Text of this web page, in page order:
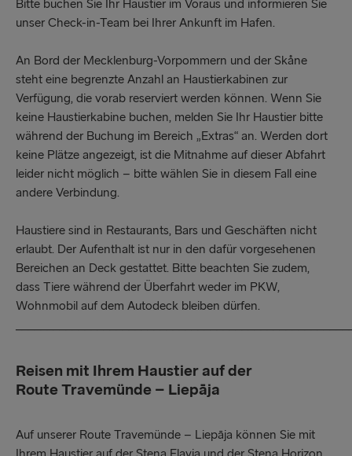
Bitte buchen Sie Ihr Haustier im Voraus und informieren Sie
unser Check-in-Team bei Ihrer Ankunft im Hafen.
An Bord der Mecklenburg-Vorpommern und der Skåne
steht eine begrenzte Anzahl an Haustierkabinen zur
Verfügung, die vorab reserviert werden können. Wenn Sie
keine Haustierkabine buchen, melden Sie Ihr Haustier bitte
während der Buchung im Bereich „Extras“ an. Werden dort
keine Plätze angezeigt, ist die Mitnahme auf dieser Abfahrt
leider nicht möglich – bitte wählen Sie in diesem Fall eine
andere Verbindung.
Haustiere sind in Restaurants, Bars und Geschäften nicht
erlaubt. Der Aufenthalt ist nur in den dafür vorgesehenen
Bereichen an Deck gestattet. Bitte beachten Sie zudem,
dass Tiere während der Überfahrt weder im PKW,
Wohnmobil auf dem Autodeck bleiben dürfen.
Reisen mit Ihrem Haustier auf der
Route Travemünde – Liepāja
Auf unserer Route Travemünde – Liepāja können Sie mit